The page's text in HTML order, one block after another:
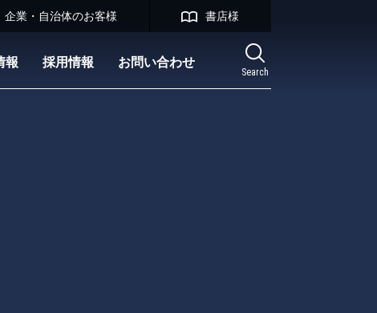
Search
報 採用情報 お問い合わせ
企業・自治体のお客様 書店様